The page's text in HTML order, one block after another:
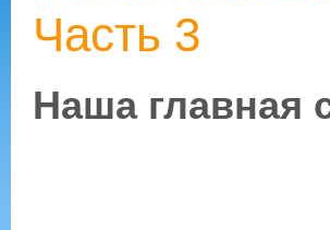
Часть 3
Наша главная